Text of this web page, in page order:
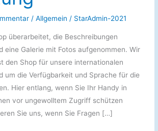
/Allgemein / StarAdmin-2021
überarbeitet, die Beschreibungen
eine Galerie mit Fotos aufgenommen. Wir
den Shop für unsere internationalen
um die Verfügbarkeit und Sprache für die
Hier entlang, wenn Sie Ihr Handy in
vor ungewolltem Zugriff schützen
Sie uns, wenn Sie Fragen […]